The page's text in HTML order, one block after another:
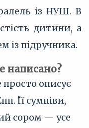
із НУШ. В
дитини, а
із підручника.
написано?
просто описує
Її сумніви,
сором — усе